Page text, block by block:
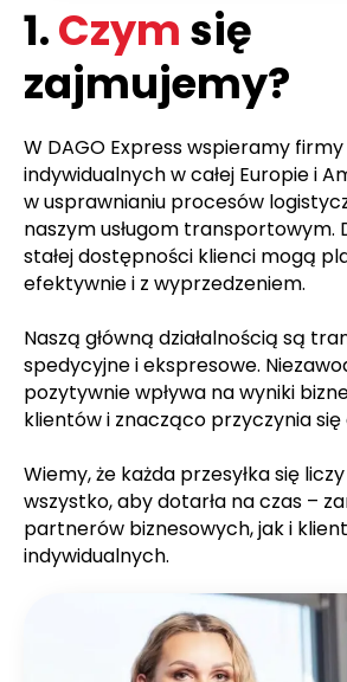
1.Czym się
zajmujemy?
W DAGO Express wspieramy
indywidualnych w całej Europie i
w usprawnianiu procesów
naszym usługom transportowym.
stałej dostępności klienci mogą
efektywnie i z wyprzedzeniem.
Naszą główną działalnością są
spedycyjne i ekspresowe.
pozytywnie wpływa na wyniki
klientów i znacząco przyczynia się
Wiemy, że każda przesyłka się
wszystko, aby dotarła na czas –
partnerów biznesowych, jak i
indywidualnych.